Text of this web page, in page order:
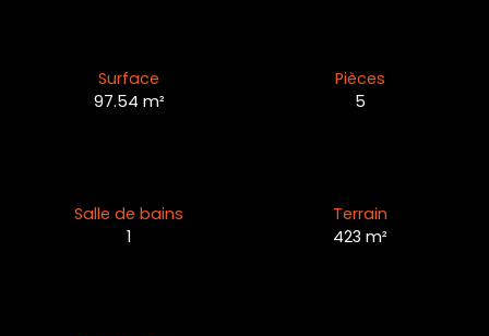
Surface
97.54 m²
Pièces
5
Salle de bains
1
Terrain
423 m²